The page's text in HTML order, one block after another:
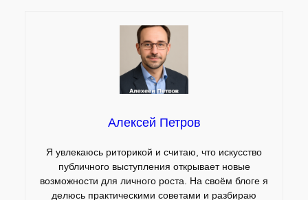
Алексей Петров
Я увлекаюсь риторикой и считаю, что искусство
публичного выступления открывает новые
возможности для личного роста. На своём блоге я
делюсь практическими советами и разбираю